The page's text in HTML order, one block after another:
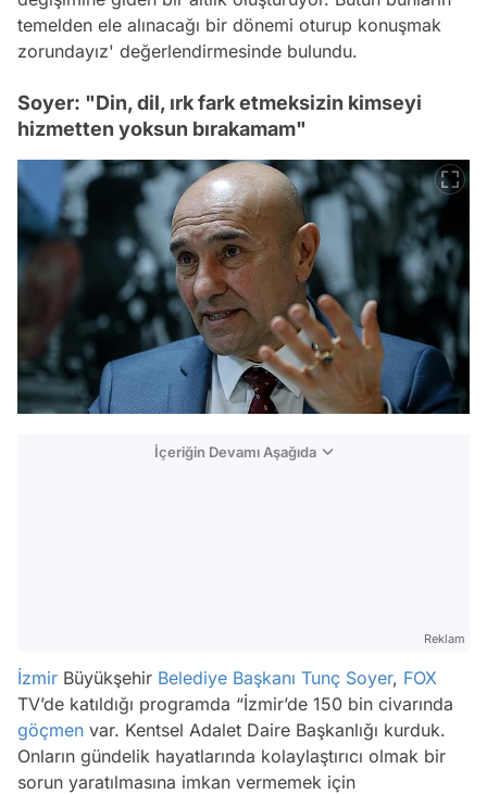
temelden ele alınacağı bir dönemi oturup konuşmak
zorundayız' değerlendirmesinde bulundu.
Soyer: "Din, dil, ırk fark etmeksizin kimseyi
hizmetten yoksun bırakamam"
İçeriğin Devamı Aşağıda
Reklam
İzmir Büyükşehir Belediye Başkanı Tunç Soyer, FOX
TV’de katıldığı programda “İzmir’de 150 bin civarında
göçmen var. Kentsel Adalet Daire Başkanlığı kurduk.
Onların gündelik hayatlarında kolaylaştırıcı olmak bir
sorun yaratılmasına imkan vermemek için